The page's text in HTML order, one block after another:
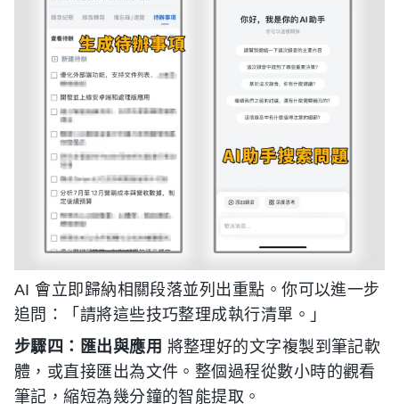
AI 會立即歸納相關段落並列出重點。你可以進一步
追問：「請將這些技巧整理成執行清單。」
步驟四：匯出與應用 將整理好的文字複製到筆記軟
體，或直接匯出為文件。整個過程從數小時的觀看
筆記，縮短為幾分鐘的智能提取。